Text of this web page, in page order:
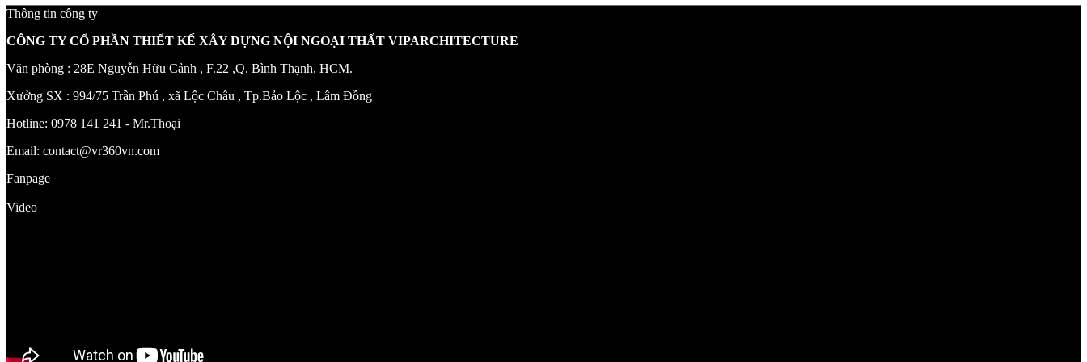
Thông tin công ty
CÔNG TY CỔ PHẦN THIẾT KẾ XÂY DỰNG NỘI NGOẠI THẤT VIPARCHITECTURE
Văn phòng : 28E Nguyễn Hữu Cảnh , F.22 ,Q. Bình Thạnh, HCM.
Xưởng SX : 994/75 Trần Phú , xã Lộc Châu , Tp.Bảo Lộc , Lâm Đồng
Hotline: 0978 141 241 - Mr.Thoại
Email: contact@vr360vn.com
Fanpage
Video